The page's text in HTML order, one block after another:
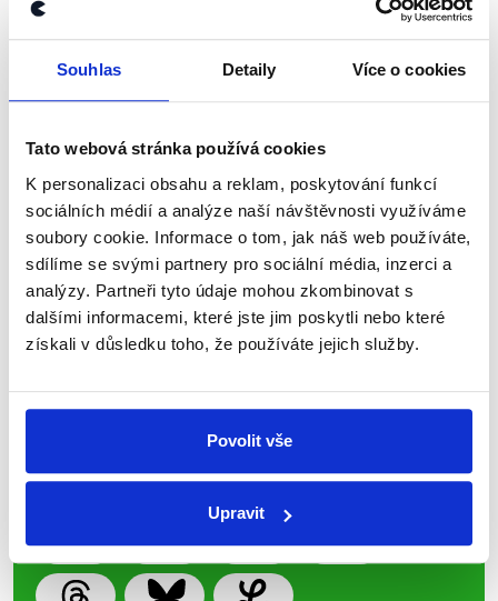
Souhlas Detaily Více o cookies
Tato webová stránka používá cookies
K personalizaci obsahu a reklam, poskytování funkcí
sociálních médií a analýze naší návštěvnosti využíváme
soubory cookie. Informace o tom, jak náš web používáte,
sdílíme se svými partnery pro sociální média, inzerci a
analýzy. Partneři tyto údaje mohou zkombinovat s
dalšími informacemi, které jste jim poskytli nebo které
získali v důsledku toho, že používáte jejich služby.
Povolit vše
Upravit
kanálu, kde pravidelně přinášíme
Začněte nás odebírat, a mějte tak
nepravdy se zrovna v Česku šíří.
Newsletter WhatsApp
Sociální sítě
Nenechte si ujít nejnovější události
z Demagog.cz. Sdílením našich
příspěvků přátelům podpoříte naši
práci.